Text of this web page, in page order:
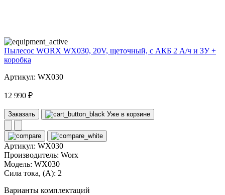
Пылесос WORX WX030, 20V, щеточный, с АКБ 2 А/ч и ЗУ +
коробка
Артикул: WX030
12 990 ₽
Заказать Уже в корзине
Артикул: WX030
Производитель: Worx
Модель: WX030
Сила тока, (А): 2
Варианты комплектаций